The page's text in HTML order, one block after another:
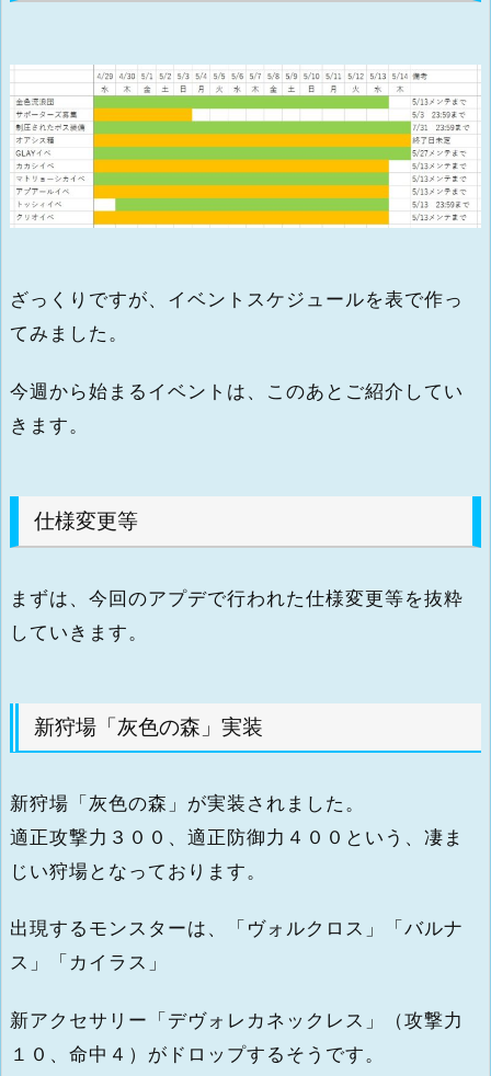
ざっくりですが、イベントスケジュールを表で作っ
てみました。
今週から始まるイベントは、このあとご紹介してい
きます。
仕様変更等
まずは、今回のアプデで行われた仕様変更等を抜粋
していきます。
新狩場「灰色の森」実装
新狩場「灰色の森」が実装されました。
適正攻撃力３００、適正防御力４００という、凄ま
じい狩場となっております。
出現するモンスターは、「ヴォルクロス」「バルナ
ス」「カイラス」
新アクセサリー「デヴォレカネックレス」（攻撃力
１０、命中４）がドロップするそうです。